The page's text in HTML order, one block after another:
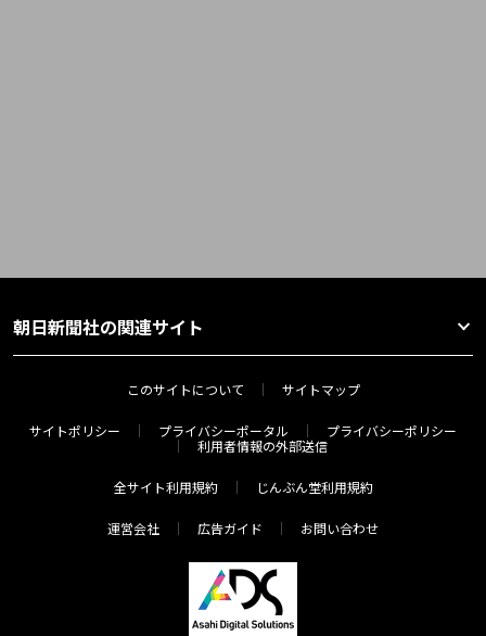
朝日新聞社の関連サイト
このサイトについて サイトマップ
サイトポリシー プライバシーポータル
プライバシーポリシー
利用者情報の外部送信
全サイト利用規約 じんぶん堂利用規約
運営会社 広告ガイド お問い合わせ